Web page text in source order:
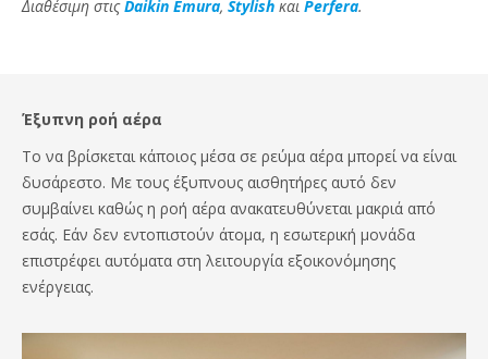
Διαθέσιμη στιςDaikin Emura, Stylish και Perfera.
Έξυπνη ροή αέρα
Το να βρίσκεται κάποιος μέσα σε ρεύμα αέρα μπορεί να είναι
δυσάρεστο. Με τους έξυπνους αισθητήρες αυτό δεν
συμβαίνει καθώς η ροή αέρα ανακατευθύνεται μακριά από
εσάς. Εάν δεν εντοπιστούν άτομα, η εσωτερική μονάδα
επιστρέφει αυτόματα στη λειτουργία εξοικονόμησης
ενέργειας.